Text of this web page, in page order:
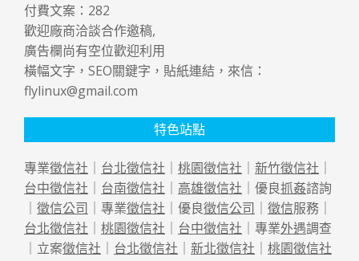
付費文案： 282
歡迎廠商洽談合作邀稿,
廣告欄尚有空位歡迎利用
橫幅文字，SEO關鍵字，貼紙連結，來信：
flylinux@gmail.com
特色站點
專業徵信社 台北徵信社 桃園徵信社 新竹徵信社
台中徵信社
台南徵信社 高雄徵信社 ｜優良抓姦諮詢
徵信公司 ｜專業徵信社 ｜優良徵信公司 徵信服務｜
台北徵信社
桃園徵信社 台中徵信社 ｜專業外遇調查
｜立案徵信社 台北徵信社 新北徵信社
桃園徵信社